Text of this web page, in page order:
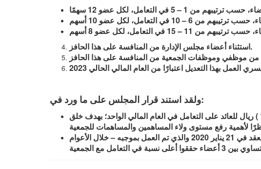
استثناء أعضاء مجلس الإدارة من المنافسة على هذا الحافز.
من موظفي وموظفات الجمعية من المنافسة على هذا الحافز
ولقد استند قرار المجلس على ما ورد في:
قرار الجمعية العمومية في: 21 يونيو 2021 بوضع حد أدنى مقداره ( 3000 ) ريال، وحد أعلى مقداره ( 120,000 ) ريال للعائد على التعامل في العام المالي الواحد؛ بهدف خلق
الحوافز المقدمة على تعامل الأعضاء في هذا الجانب بموجب البند ( 7 ) من اجتماع مجلس الإدارة رقم: 1 المنعقد في 21 يناير 2020 والذي تم العمل بموجبه – خلال الأعوام